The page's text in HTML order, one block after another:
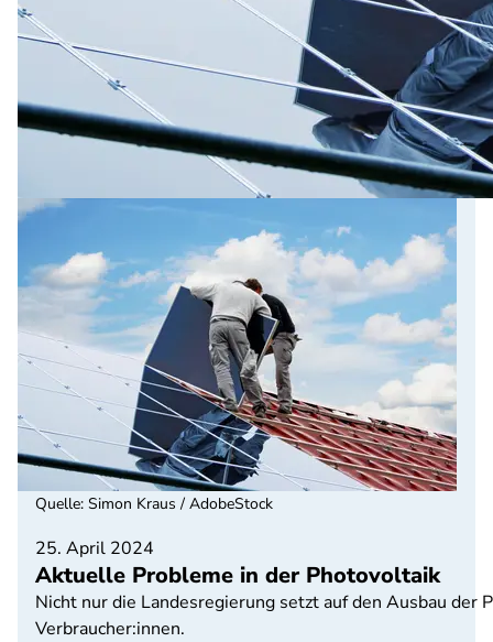
25. April 2024
Aktuelle Probleme in der Photovoltaik
Nicht nur die Landesregierung setzt auf den Ausbau der
Verbraucher:innen.
Quelle: Simon Kraus / AdobeStock